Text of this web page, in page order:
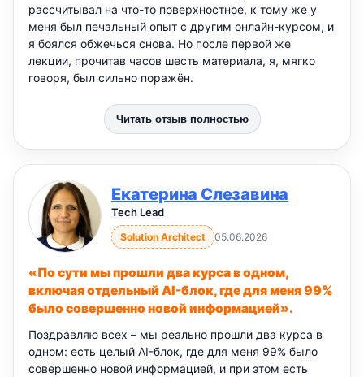
рассчитывал на что-то поверхностное, к тому же у
меня был печальный опыт с другим онлайн-курсом, и
я боялся обжечься снова. Но после первой же
лекции, прочитав часов шесть материала, я, мягко
говоря, был сильно поражён.
Читать отзыв полностью
Екатерина Слезавина
Tech Lead
Solution Architect 05.06.2026
«По сути мы прошли два курса в одном,
включая отдельный AI-блок, где для меня 99%
было совершенно новой информацией».
Поздравляю всех – мы реально прошли два курса в
одном: есть целый AI-блок, где для меня 99% было
совершенно новой информацией, и при этом есть